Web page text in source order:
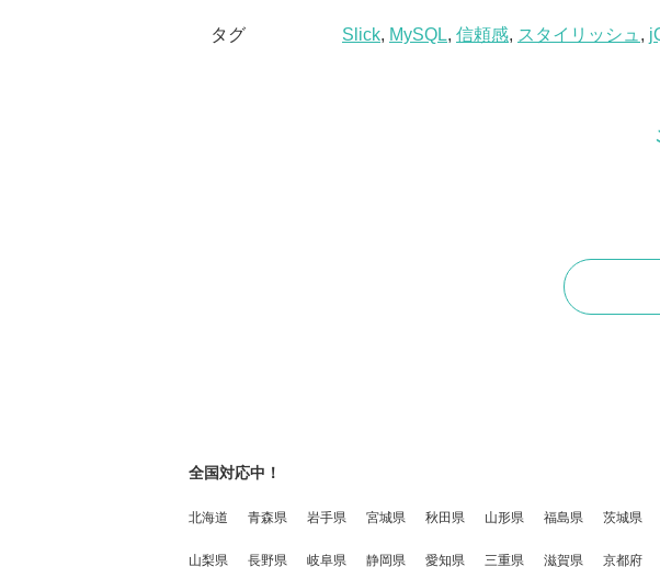
タグ Slick, MySQL, 信頼感, スタイリッシュ ,
全国対応中！
北海道 青森県 岩手県 宮城県 秋田県 山形県 福島県 茨城県
山梨県 長野県 岐阜県 静岡県 愛知県 三重県 滋賀県 京都府